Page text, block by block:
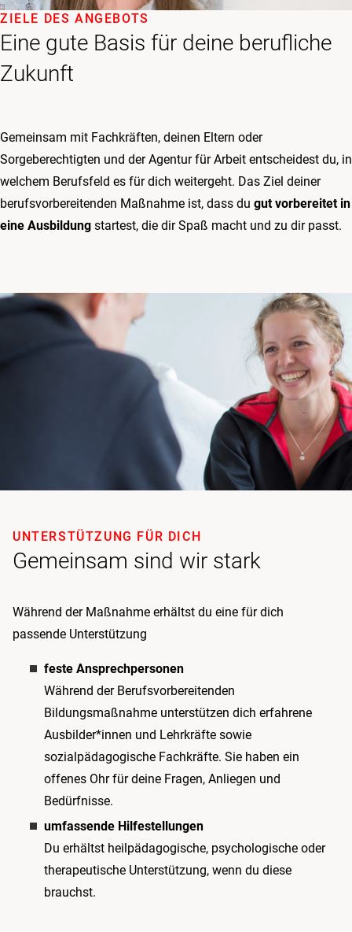
Eine gute Basis für deine berufliche
Zukunft
ZIELE DES ANGEBOTS
Gemeinsam mit Fachkräften, deinen Eltern oder
Sorgeberechtigten und der Agentur für Arbeit entscheidest du, in
welchem Berufsfeld es für dich weitergeht. Das Ziel deiner
berufsvorbereitenden Maßnahme ist, dass du gut vorbereitet in
eine Ausbildung startest, die dir Spaß macht und zu dir passt.
Gemeinsam sind wir stark
UNTERSTÜTZUNG FÜR DICH
Während der Maßnahme erhältst du eine für dich
passende Unterstützung
feste Ansprechpersonen
Während der Berufsvorbereitenden
Bildungsmaßnahme unterstützen dich erfahrene
Ausbilder*innen und Lehrkräfte sowie
sozialpädagogische Fachkräfte. Sie haben ein
offenes Ohr für deine Fragen, Anliegen und
Bedürfnisse.
umfassende Hilfestellungen
Du erhältst heilpädagogische, psychologische oder
therapeutische Unterstützung, wenn du diese
brauchst.